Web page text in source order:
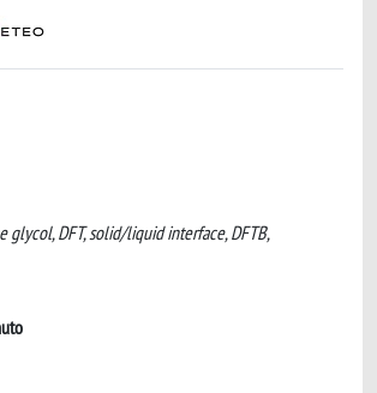
glycol, DFT, solid/liquid interface, DFTB,